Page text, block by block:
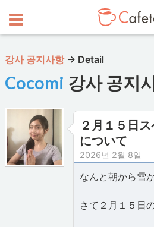
강사 공지사항 → Detail
Cocomi 강사 공지
２月１５日
について
2026년 2월 8일
なんと朝から雪
さて２月１５日